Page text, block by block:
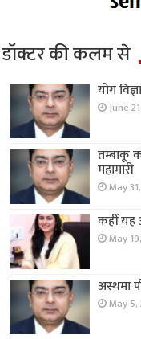
डॉक्टर की कलम से
योग
June
तम्बाकू
महामारी
May
कहीं यह
May
अस्थमा
May 5,